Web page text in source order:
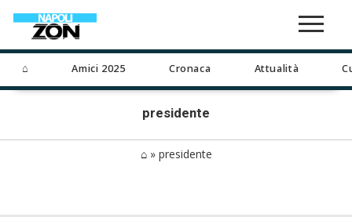
⌂ Amici 2025 Cronaca Attualità
presidente
⌂» presidente